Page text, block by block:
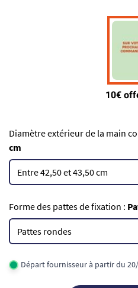
Diamètre extérieur de la main
cm
Forme des pattes de fixation :
Départ fournisseur à partir du